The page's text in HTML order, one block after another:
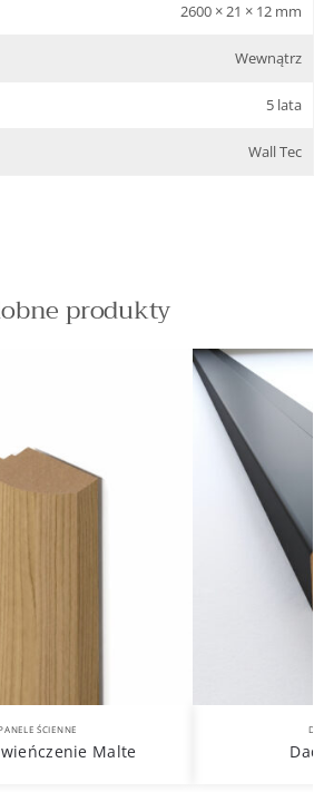
2600 × 21 × 12 mm
Wewnątrz
5 lata
Wall Tec
produkty
ŚCIENNE
Malte